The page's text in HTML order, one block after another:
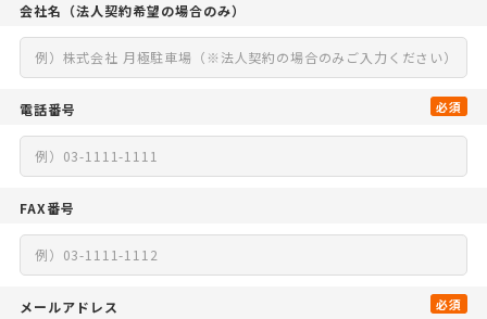
会社名 （法人契約希望の場合のみ）
電話番号 必須
FAX番号
メールアドレス 必須